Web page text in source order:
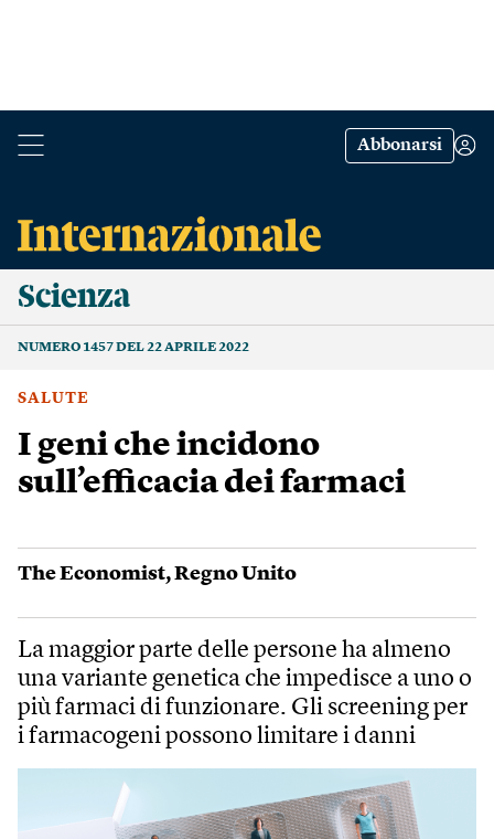
Abbonarsi
Scienza
NUMERO 1457 DEL 22 APRILE 2022
SALUTE
I geni che incidono
sull’efficacia dei farmaci
The Economist,Regno Unito
La maggior parte delle persone ha almeno
una variante genetica che impedisce a uno o
più farmaci di funzionare. Gli screening per
i farmacogeni possono limitare i danni